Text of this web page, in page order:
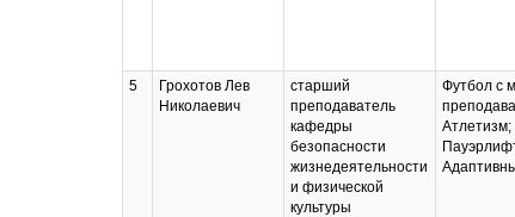
5
Грохотов Лев
Николаевич
старший
преподаватель
кафедры
безопасности
жизнедеятельности
и физической
культуры
Футбол с
Атлетизм;